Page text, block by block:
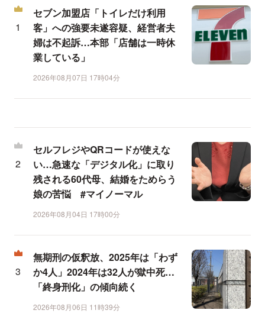
セブン加盟店「トイレだけ利用
客」への強要未遂容疑、経営者夫
婦は不起訴…本部「店舗は一時休
業している」
2026年08月07日 17時04分
セルフレジやQRコードが使えな
い…急速な「デジタル化」に取り
残される60代母、結婚をためらう
娘の苦悩 #マイノーマル
2026年08月04日 17時00分
無期刑の仮釈放、2025年は「わず
か4人」2024年は32人が獄中死…
「終身刑化」の傾向続く
2026年08月06日 11時39分